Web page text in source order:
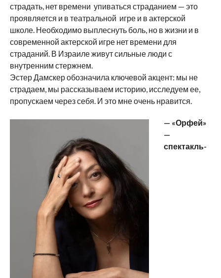
страдать, нет времени упиваться страданием — это
проявляется и в театральной игре и в актерской
школе. Необходимо выплеснуть боль, но в жизни и в
современной актерской игре нет времени для
страданий. В Израиле живут сильные люди с
внутренним стержнем.
Эстер Дамскер обозначила ключевой акцент: мы не
страдаем, мы рассказываем историю, исследуем ее,
пропускаем через себя. И это мне очень нравится.
— «Орфей»
—
спектакль-